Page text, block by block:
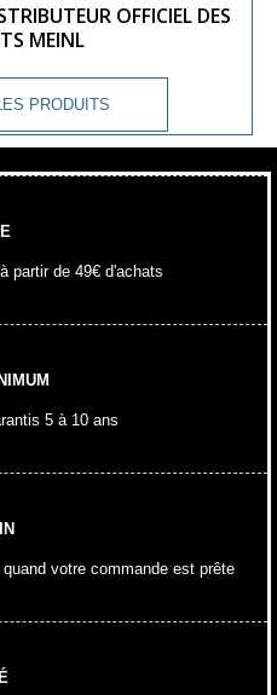
OFFICIEL DES
MEINL
PRODUITS
partir de 49€ d'achats
5 à 10 ans
votre commande est prête